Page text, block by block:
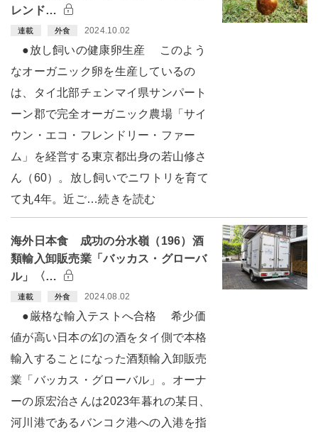
レンド…
連載 外食 2024.10.02
●放し飼いの健康卵生産 このよう
なオーガニック卵を生産しているの
は、タイ北部チェンマイ県サンパート
ーン郡で完全オーガニック農場「サイ
ウン・エコ・フレンドリー・ファー
ム」を経営する東京都出身の若山修さ
ん（60）。放し飼いでニワトリを育て
て丸4年。近ご…続きを読む
海外日本食 成功の分水嶺（196）酒
類輸入卸販売業「バッカス・グローバ
ル」〈…
連載 外食 2024.08.02
●厳格な輸入テストへ合格 希少価
値が高い日本の幻の酒をタイ側で本格
輸入することになった酒類輸入卸販売
業「バッカス・グローバル」。オーナ
ーの原宏治さんは2023年暮れの某日、
河川港であるバンコク港への入港を指